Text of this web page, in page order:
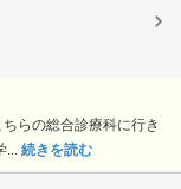
らの総合診療科に行き
... 続きを読む